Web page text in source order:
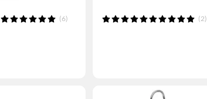
(6) (2)